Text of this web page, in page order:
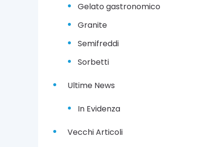
Gelato gastronomico
Granite
Semifreddi
Sorbetti
Ultime News
In Evidenza
Vecchi Articoli